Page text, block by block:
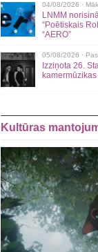
04/08/2026 ·
LNMM
“Poētiskais
“AERO”
05/08/2026 ·
Izziņota 26.
Kultūras